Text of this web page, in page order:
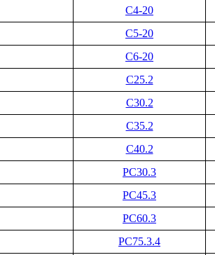
С4-20
С5-20
С6-20
С25.2
С30.2
С35.2
С40.2
РС30.3
РС45.3
РС60.3
РС75.3.4